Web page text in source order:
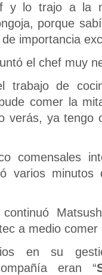
y lo trajo a la
porque
importancia
el chef muy
trabajo de
comer la
verás, ya
comensales
varios
a medio comer
en su
eran “